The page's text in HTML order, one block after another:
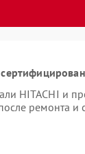
HITACHI и
ремонта